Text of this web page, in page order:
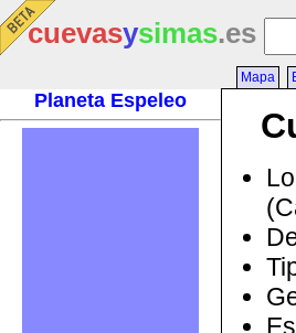
cuevasysimas.es
Planeta Espeleo
Mapa